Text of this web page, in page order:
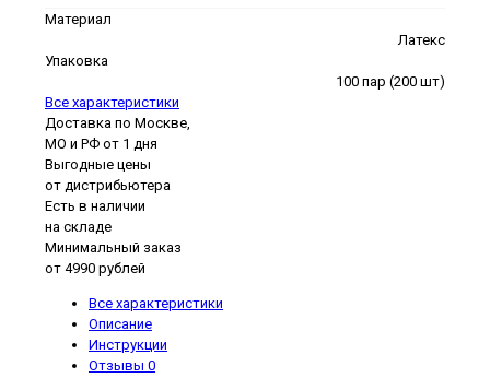
Материал
Латекс
Упаковка
100 пар (200 шт)
Все характеристики
Доставка по Москве,
МО и РФ от 1 дня
Выгодные цены
от дистрибьютера
Есть в наличии
на складе
Минимальный заказ
от 4990 рублей
Все характеристики
Описание
Инструкции
Отзывы 0